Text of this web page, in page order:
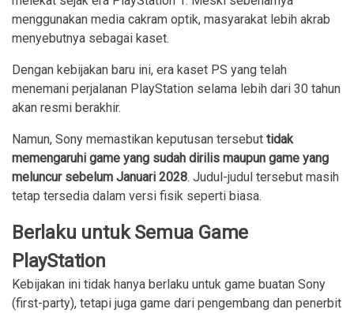
menggunakan media cakram optik, masyarakat lebih akrab
menyebutnya sebagai kaset.
Dengan kebijakan baru ini, era kaset PS yang telah
menemani perjalanan PlayStation selama lebih dari 30 tahun
akan resmi berakhir.
Namun, Sony memastikan keputusan tersebut tidak
memengaruhi game yang sudah dirilis maupun game yang
meluncur sebelum Januari 2028. Judul-judul tersebut masih
tetap tersedia dalam versi fisik seperti biasa.
Berlaku untuk Semua Game
PlayStation
Kebijakan ini tidak hanya berlaku untuk game buatan Sony
(first-party), tetapi juga game dari pengembang dan penerbit